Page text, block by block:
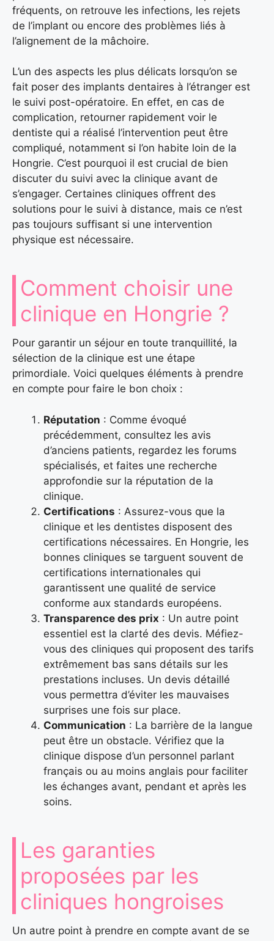
fréquents, on retrouve les infections, les rejets
de l’implant ou encore des problèmes liés à
l’alignement de la mâchoire.
L’un des aspects les plus délicats lorsqu’on se
fait poser des implants dentaires à l’étranger est
le suivi post-opératoire. En effet, en cas de
complication, retourner rapidement voir le
dentiste qui a réalisé l’intervention peut être
compliqué, notamment si l’on habite loin de la
Hongrie. C’est pourquoi il est crucial de bien
discuter du suivi avec la clinique avant de
s’engager. Certaines cliniques offrent des
solutions pour le suivi à distance, mais ce n’est
pas toujours suffisant si une intervention
physique est nécessaire.
Comment choisir une
clinique en Hongrie ?
Pour garantir un séjour en toute tranquillité, la
sélection de la clinique est une étape
primordiale. Voici quelques éléments à prendre
en compte pour faire le bon choix :
Réputation : Comme évoqué
précédemment, consultez les avis
d’anciens patients, regardez les forums
spécialisés, et faites une recherche
approfondie sur la réputation de la
clinique.
Certifications : Assurez-vous que la
clinique et les dentistes disposent des
certifications nécessaires. En Hongrie, les
bonnes cliniques se targuent souvent de
certifications internationales qui
garantissent une qualité de service
conforme aux standards européens.
Transparence des prix : Un autre point
essentiel est la clarté des devis. Méfiez-
vous des cliniques qui proposent des tarifs
extrêmement bas sans détails sur les
prestations incluses. Un devis détaillé
vous permettra d’éviter les mauvaises
surprises une fois sur place.
Communication : La barrière de la langue
peut être un obstacle. Vérifiez que la
clinique dispose d’un personnel parlant
français ou au moins anglais pour faciliter
les échanges avant, pendant et après les
soins.
Les garanties
proposées par les
cliniques hongroises
Un autre point à prendre en compte avant de se